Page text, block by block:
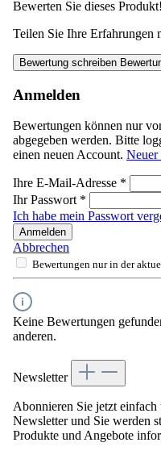
Bewerten Sie dieses Produkt!
Teilen Sie Ihre Erfahrungen
Bewertung schreiben
Anmelden
Bewertungen können nur
abgegeben werden. Bitte
einen neuen Account. Neuer
Ihre E-Mail-Adresse *
Ihr Passwort *
Ich habe mein Passwort
Anmelden
Abbrechen
Bewertungen nur in der
Keine Bewertungen
anderen.
Newsletter
Abonnieren Sie jetzt einfach
Newsletter und Sie werden
Produkte und Angebote